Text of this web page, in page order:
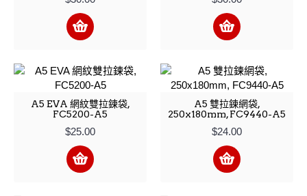
A5 EVA 網紋雙拉鍊袋,
FC5200-A5
$25.00
A5 雙拉鍊網袋,
250x180mm, FC9440-A5
$24.00